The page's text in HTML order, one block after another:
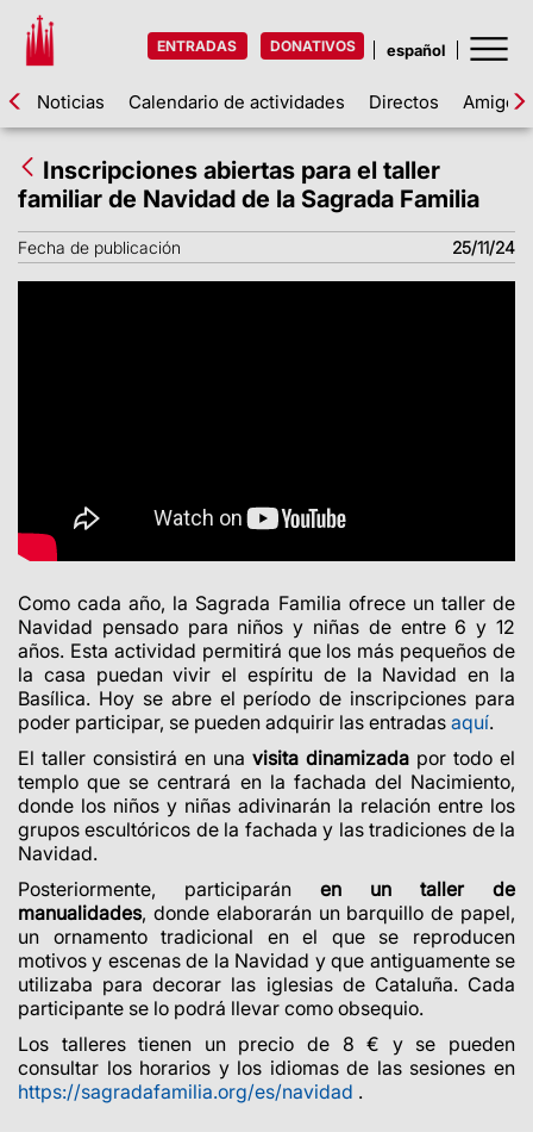
ENTRADAS DONATIVOS
Noticias Calendario de actividades Directos Amigos
Inscripciones abiertas para el taller
familiar de Navidad de la Sagrada Familia
Fecha de publicación 25/11/24
Como cada año, la Sagrada Familia ofrece un taller de
Navidad pensado para niños y niñas de entre 6 y 12
años. Esta actividad permitirá que los más pequeños de
la casa puedan vivir el espíritu de la Navidad en la
Basílica. Hoy se abre el período de inscripciones para
poder participar, se pueden adquirir las entradas aquí.
El taller consistirá en una visita dinamizada por todo el
templo que se centrará en la fachada del Nacimiento,
donde los niños y niñas adivinarán la relación entre los
grupos escultóricos de la fachada y las tradiciones de la
Navidad.
Posteriormente, participarán en un taller de
manualidades, donde elaborarán un barquillo de papel,
un ornamento tradicional en el que se reproducen
motivos y escenas de la Navidad y que antiguamente se
utilizaba para decorar las iglesias de Cataluña. Cada
participante se lo podrá llevar como obsequio.
Los talleres tienen un precio de 8 € y se pueden
consultar los horarios y los idiomas de las sesiones en
https://sagradafamilia.org/es/navidad .